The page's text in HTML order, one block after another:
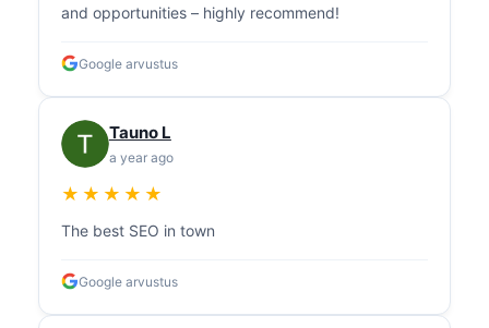
and opportunities – highly recommend!
Google arvustus
Tauno L
a year ago
★★★★★
The best SEO in town
Google arvustus